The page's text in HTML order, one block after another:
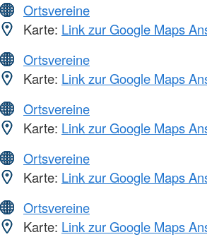
Ortsvereine
Karte: Link zur Google Maps
Ortsvereine
Karte: Link zur Google Maps
Ortsvereine
Karte: Link zur Google Maps
Ortsvereine
Karte: Link zur Google Maps
Ortsvereine
Karte: Link zur Google Maps